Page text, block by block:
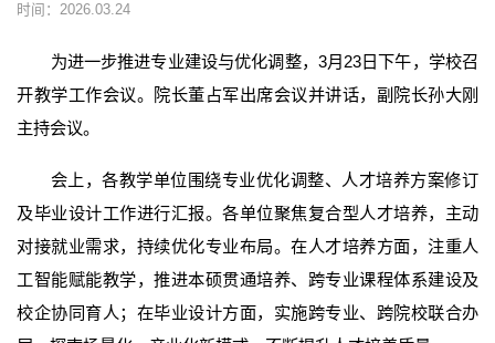
时间：2026.03.24
为进一步推进专业建设与优化调整，3月23日下午，学校召
开教学工作会议。院长董占军出席会议并讲话，副院长孙大刚
主持会议。
会上，各教学单位围绕专业优化调整、人才培养方案修订
及毕业设计工作进行汇报。各单位聚焦复合型人才培养，主动
对接就业需求，持续优化专业布局。在人才培养方面，注重人
工智能赋能教学，推进本硕贯通培养、跨专业课程体系建设及
校企协同育人；在毕业设计方面，实施跨专业、跨院校联合办